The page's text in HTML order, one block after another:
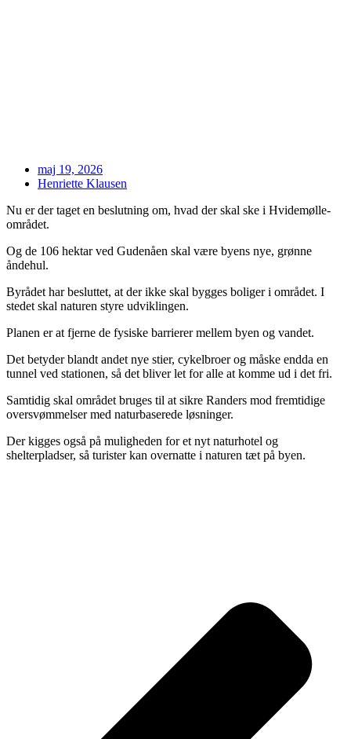
maj 19, 2026
Henriette Klausen
Nu er der taget en beslutning om, hvad der skal ske i Hvidemølle-
området.
Og de 106 hektar ved Gudenåen skal være byens nye, grønne
åndehul.
Byrådet har besluttet, at der ikke skal bygges boliger i området. I
stedet skal naturen styre udviklingen.
Planen er at fjerne de fysiske barrierer mellem byen og vandet.
Det betyder blandt andet nye stier, cykelbroer og måske endda en
tunnel ved stationen, så det bliver let for alle at komme ud i det fri.
Samtidig skal området bruges til at sikre Randers mod fremtidige
oversvømmelser med naturbaserede løsninger.
Der kigges også på muligheden for et nyt naturhotel og
shelterpladser, så turister kan overnatte i naturen tæt på byen.